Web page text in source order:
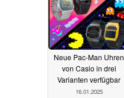
Neue Pac-Man Uhren
von Casio in drei
Varianten verfügbar
16.01.2025